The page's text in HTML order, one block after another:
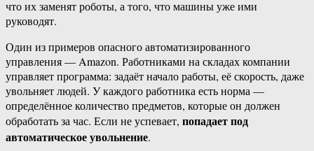
что их заменят роботы, а того, что машины уже ими
руководят.
Один из примеров опасного автоматизированного
управления — Amazon. Работниками на складах компании
управляет программа: задаёт начало работы, её скорость, даже
увольняет людей. У каждого работника есть норма —
определённое количество предметов, которые он должен
обработать за час. Если не успевает, попадает под
автоматическое увольнение.